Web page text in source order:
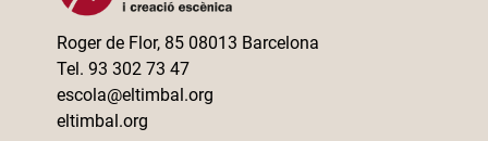
Roger de Flor, 85 08013 Barcelona
Tel. 93 302 73 47
escola@eltimbal.org
eltimbal.org